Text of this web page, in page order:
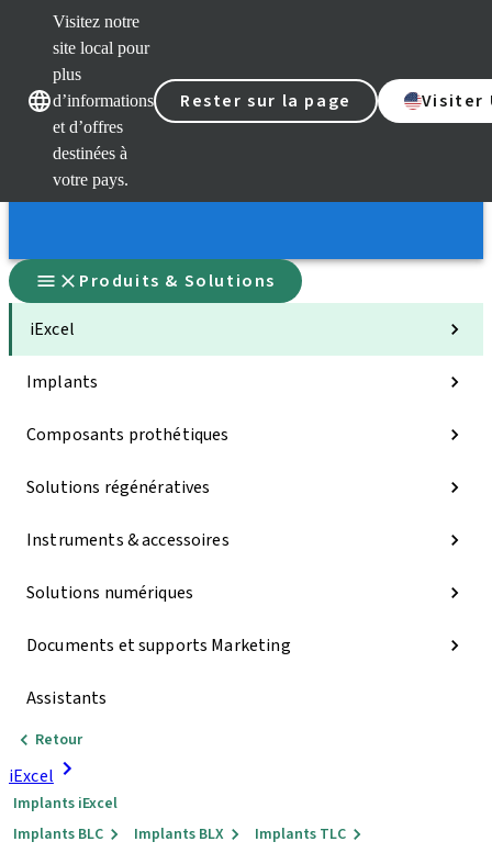
Visitez notre
site local pour
plus
d’informations
et d’offres
destinées à
votre pays.
Rester sur la page
Visiter
Produits & Solutions
iExcel
Implants
Composants prothétiques
Solutions régénératives
Instruments & accessoires
Solutions numériques
Documents et supports Marketing
Assistants
Retour
iExcel
Implants iExcel
Implants BLC
Implants BLX
Implants TLC